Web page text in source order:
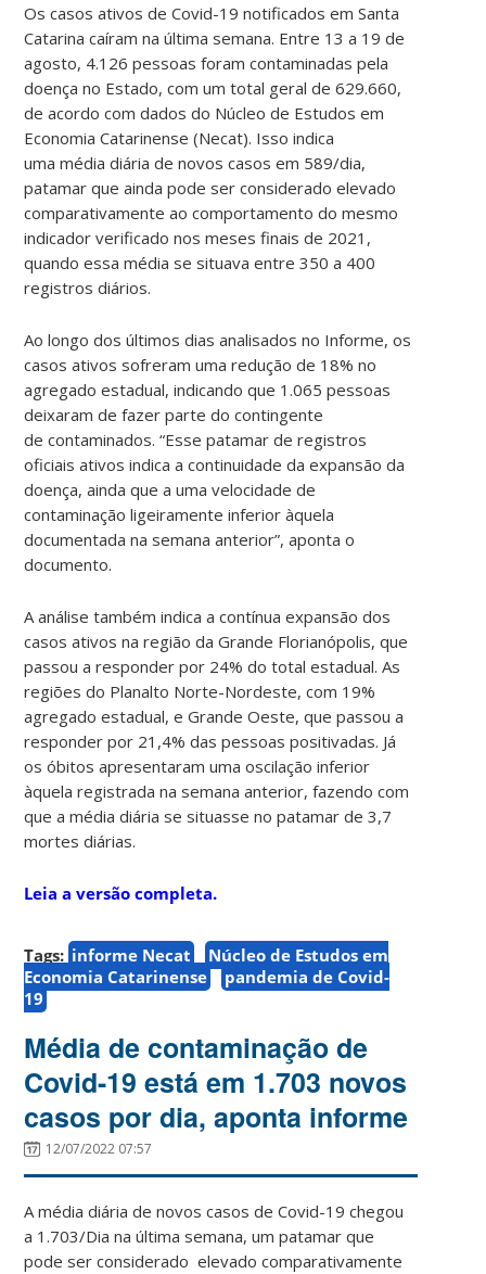
Os casos ativos de Covid-19 notificados em Santa
Catarina caíram na última semana. Entre 13 a 19 de
agosto, 4.126 pessoas foram contaminadas pela
doença no Estado, com um total geral de 629.660,
de acordo com dados do Núcleo de Estudos em
Economia Catarinense (Necat). Isso indica
uma média diária de novos casos em 589/dia,
patamar que ainda pode ser considerado elevado
comparativamente ao comportamento do mesmo
indicador verificado nos meses finais de 2021,
quando essa média se situava entre 350 a 400
registros diários.
Ao longo dos últimos dias analisados no Informe, os
casos ativos sofreram uma redução de 18% no
agregado estadual, indicando que 1.065 pessoas
deixaram de fazer parte do contingente
de contaminados. “Esse patamar de registros
oficiais ativos indica a continuidade da expansão da
doença, ainda que a uma velocidade de
contaminação ligeiramente inferior àquela
documentada na semana anterior”, aponta o
documento.
A análise também indica a contínua expansão dos
casos ativos na região da Grande Florianópolis, que
passou a responder por 24% do total estadual. As
regiões do Planalto Norte-Nordeste, com 19%
agregado estadual, e Grande Oeste, que passou a
responder por 21,4% das pessoas positivadas. Já
os óbitos apresentaram uma oscilação inferior
àquela registrada na semana anterior, fazendo com
que a média diária se situasse no patamar de 3,7
mortes diárias.
Leia a versão completa.
Tags: informe Necat
Núcleo de Estudos em
Economia Catarinense
pandemia de Covid-
19
Média de contaminação de
Covid-19 está em 1.703 novos
casos por dia, aponta informe
12/07/2022 07:57
A média diária de novos casos de Covid-19 chegou
a 1.703/Dia na última semana, um patamar que
pode ser considerado elevado comparativamente